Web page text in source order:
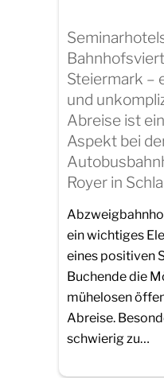
Steiermark –
und
Abreise ist
Aspekt bei
Royer in
ein wichtiges
eines positiven
Buchende die
mühelosen
Abreise.
schwierig zu…